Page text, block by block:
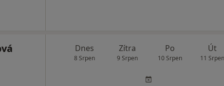
Dnes
8 Srpen
Zítra
9 Srpen
Po
10 Srpen
Út
11 Srpen